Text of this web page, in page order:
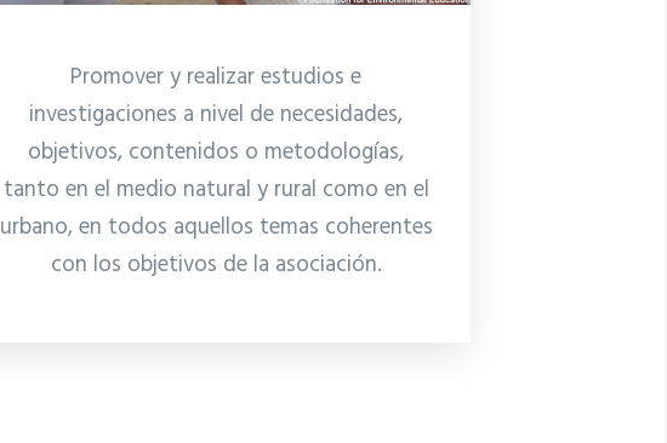
Promover y realizar estudios e
investigaciones a nivel de necesidades,
objetivos, contenidos o metodologías,
tanto en el medio natural y rural como en el
urbano, en todos aquellos temas coherentes
con los objetivos de la asociación.